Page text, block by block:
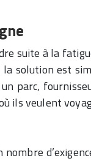
suite à la
solution est
parc,
ils veulent